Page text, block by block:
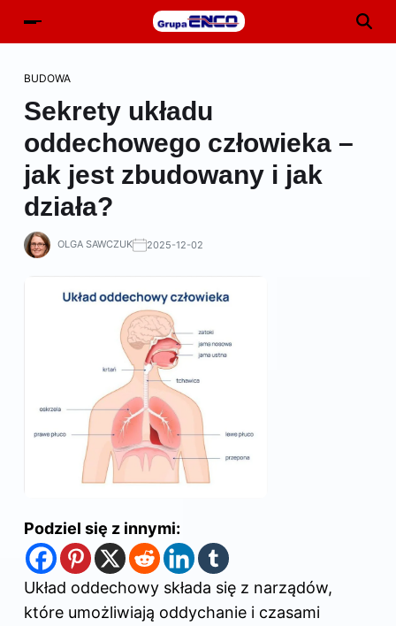
BUDOWA
Sekrety układu
oddechowego człowieka –
jak jest zbudowany i jak
działa?
OLGA SAWCZUK 2025-12-02
Podziel się z innymi:
Układ oddechowy składa się z narządów,
które umożliwiają oddychanie i czasami